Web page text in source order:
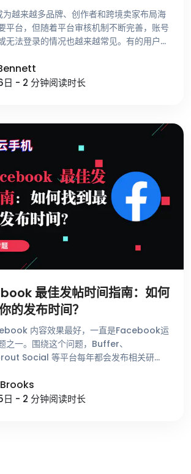
越来越多品牌、创作者和跨境卖家布局海
平台，但随着平台审核机制不断完善，账号
无法登录的情况也越来越常见。有的用户刚
用 …
- 2 分钟阅读时长
最佳发帖时间指南：如何
的发布时间？
内容效果最好，一直是Facebook运
之一。围绕这个问题，Buffer、
Social 等平台每年都会发布相关研
- 2 分钟阅读时长